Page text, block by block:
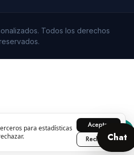
para estadísticas
Aceptar
Rechazar
Todos los derechos
reservados.
Chat